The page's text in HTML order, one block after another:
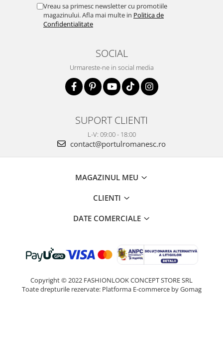
Vreau sa primesc newsletter cu promotiile
magazinului. Afla mai multe in Politica de
Confidentialitate
SOCIAL
Urmareste-ne in social media
SUPORT CLIENTI
L-V: 09:00 - 18:00
contact@portulromanesc.ro
MAGAZINUL MEU
CLIENTI
DATE COMERCIALE
Copyright © 2022 FASHIONLOOK CONCEPT STORE SRL
Toate drepturile rezervate: Platforma E-commerce by Gomag